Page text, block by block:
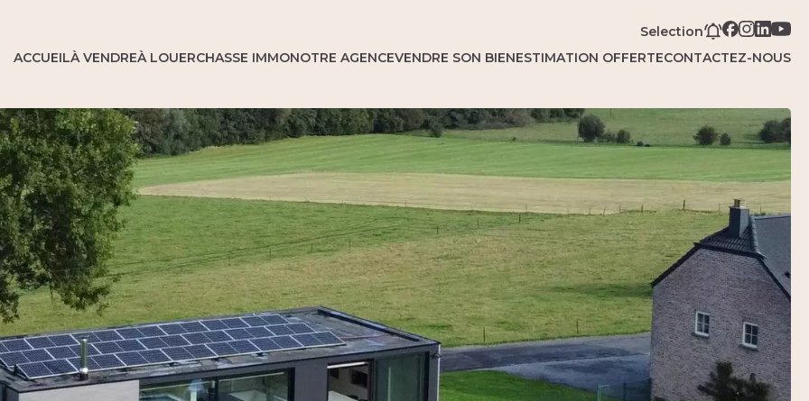
Selection
ACCUEILÀ VENDREÀ LOUERCHASSE IMMONOTRE AGENCEVENDRE SON BIENESTIMATION OFFERTECONTACTEZ-NOUS